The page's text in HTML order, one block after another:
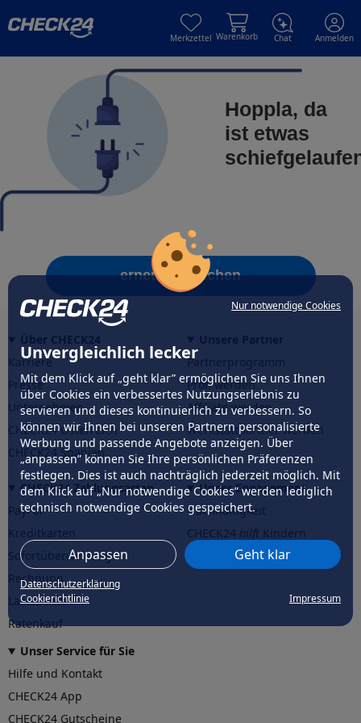
Nur notwendige Cookies
Unvergleichlich lecker
Mit dem Klick auf „geht klar” ermöglichen Sie uns Ihnen
über Cookies ein verbessertes Nutzungserlebnis zu
servieren und dieses kontinuierlich zu verbessern. So
können wir Ihnen bei unseren Partnern personalisierte
Werbung und passende Angebote anzeigen. Über
„anpassen” können Sie Ihre persönlichen Präferenzen
festlegen. Dies ist auch nachträglich jederzeit möglich. Mit
dem Klick auf „Nur notwendige Cookies” werden lediglich
technisch notwendige Cookies gespeichert.
Anpassen Geht klar
Datenschutzerklärung
Cookierichtlinie
Impressum
Merkzettel Warenkorb Chat Anmelden
Hoppla, da
ist etwas
erneut versuchen
Karriere
Presse
Unternehmen
CHECK24 Österreich
CHECK24 Spanien
Partnerprogramm
Profi werden
Affiliate werden
Werkstattpartner werden
CHECK24 Zahlungsarten
PayPal
Sofortüberweisung
Rechnung
Lastschrift
Ratenkauf
Unser Engagement
Nachhaltigkeit
CHECK24hilftder Natur
Unser Service für Sie
Hilfe und Kontakt
CHECK24 App
CHECK24 Gutscheine